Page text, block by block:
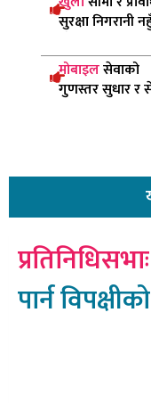
सुरक्षा निगरानी
नेपाल छिरे
मोबाइलसेवाको
गुणस्तर सुधार र
प्रतिनिधिसभाः
पार्न